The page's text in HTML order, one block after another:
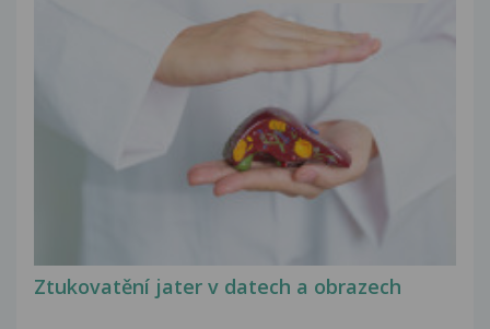
Ztukovatění jater v datech a obrazech